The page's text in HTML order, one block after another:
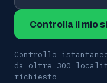
Controlla il mio
Controllo
da oltre 300
richiesto